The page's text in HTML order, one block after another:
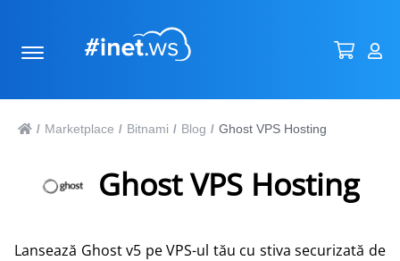
/ Marketplace / Bitnami / Blog / Ghost VPS Hosting
Ghost VPS Hosting
Lansează Ghost v5 pe VPS-ul tău cu stiva securizată de